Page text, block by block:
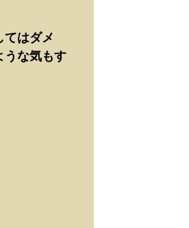
てはダメ
うな気もす